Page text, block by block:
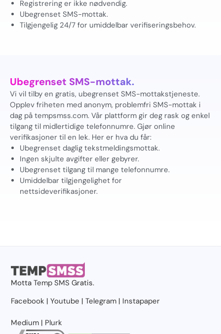
Registrering er ikke nødvendig.
Ubegrenset SMS-mottak.
Tilgjengelig 24/7 for umiddelbar verifiseringsbehov.
Ubegrenset SMS-mottak.
Vi vil tilby en gratis, ubegrenset SMS-mottakstjeneste.
Opplev friheten med anonym, problemfri SMS-mottak i
dag på tempsmss.com. Vår plattform gir deg rask og enkel
tilgang til midlertidige telefonnumre. Gjør online
verifikasjoner til en lek. Her er hva du får:
Ubegrenset daglig tekstmeldingsmottak.
Ingen skjulte avgifter eller gebyrer.
Ubegrenset tilgang til mange telefonnumre.
Umiddelbar tilgjengelighet for
nettsideverifikasjoner.
MottaTemp SMS Gratis.
Facebook |Youtube |Telegram | Instapaper
Medium | Plurk